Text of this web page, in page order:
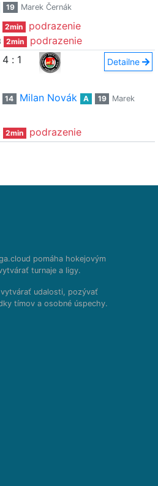
19 Marek Černák
2min podrazenie
2min
podrazenie
4 : 1 Detailne
14 Milan Novák A 19
Marek
2min podrazenie
pomáha hokejovým
turnaje a ligy.
udalosti, pozývať
tímov a osobné úspechy.